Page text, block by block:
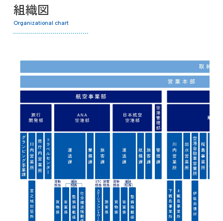
組織図
Organizational chart